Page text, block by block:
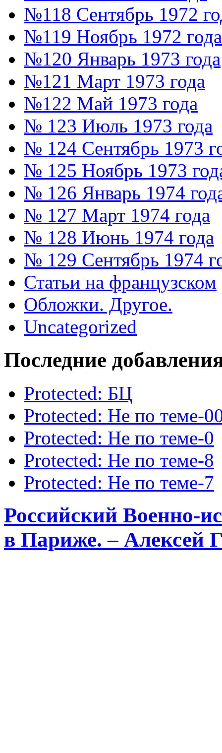
№118 Сентябрь 1972
№119 Ноябрь 1972 года
№120 Январь 1973 года
№121 Март 1973 года
№122 Май 1973 года
№ 123 Июль 1973 года
№ 124 Сентябрь 1973
№ 125 Ноябрь 1973
№ 126 Январь 1974
№ 127 Март 1974 года
№ 128 Июнь 1974 года
№ 129 Сентябрь 1974
Статьи на французском
Обложки. Другое.
Uncategorized
Последние
Protected: БЦ
Protected: Не по теме-
Protected: Не по теме-0
Protected: Не по теме-8
Protected: Не по теме-7
Российский Военно-
в Париже. – Алексей